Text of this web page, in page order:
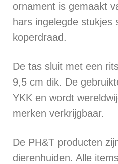
ornament is gemaakt
hars ingelegde
koperdraad.
De tas sluit met een
9,5 cm dik. De
YKK en wordt
merken verkrijgbaar.
De PH&T producten
dierenhuiden. Alle